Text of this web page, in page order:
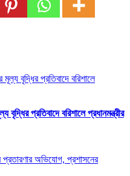
প্রতিবাদে বরিশালে প্রধানমন্ত্রীর